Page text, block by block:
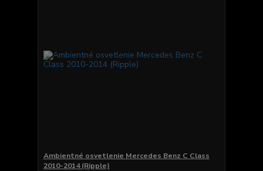
Ambientné osvetlenie Mercedes Benz C Class
2010-2014 (Ripple)